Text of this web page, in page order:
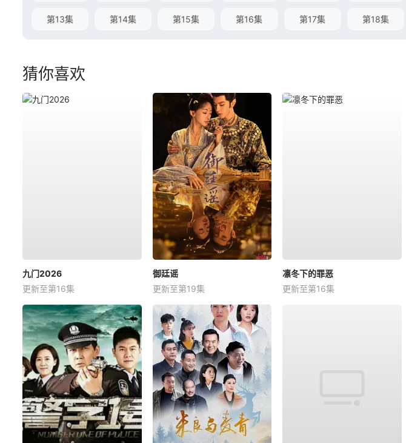
第13集 第14集 第15集 第16集 第17集 第18集
猜你喜欢
九门2026
更新至第16集
御廷谣
更新至第19集
凛冬下的罪恶
更新至第16集